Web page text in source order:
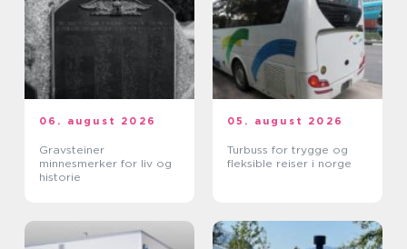
06. august 2026
Gravsteiner
minnesmerker for liv og
historie
05. august 2026
Turbuss for trygge og
fleksible reiser i norge